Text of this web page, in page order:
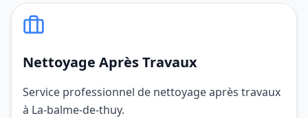
Nettoyage Après Travaux
Service professionnel de nettoyage après travaux
à La-balme-de-thuy.